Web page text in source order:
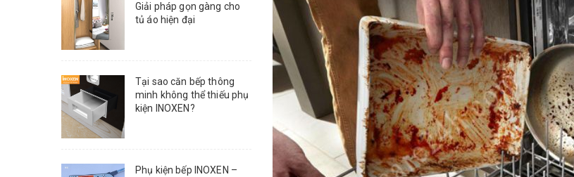
Giải pháp gọn gàng cho
tủ áo hiện đại
Tại sao căn bếp thông
minh không thể thiếu phụ
kiện INOXEN?
Phụ kiện bếp INOXEN –